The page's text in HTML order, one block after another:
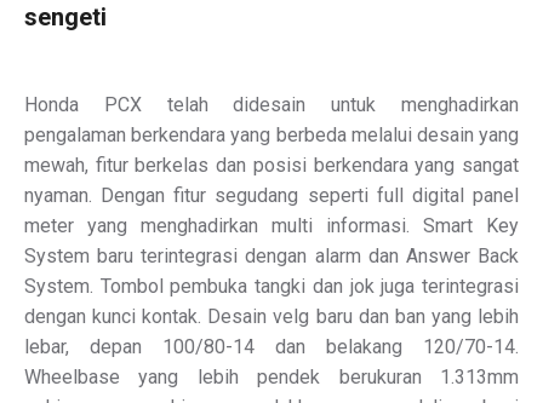
sengeti
Honda PCX telah didesain untuk menghadirkan
pengalaman berkendara yang berbeda melalui desain yang
mewah, fitur berkelas dan posisi berkendara yang sangat
nyaman. Dengan fitur segudang seperti full digital panel
meter yang menghadirkan multi informasi. Smart Key
System baru terintegrasi dengan alarm dan Answer Back
System. Tombol pembuka tangki dan jok juga terintegrasi
dengan kunci kontak. Desain velg baru dan ban yang lebih
lebar, depan 100/80-14 dan belakang 120/70-14.
Wheelbase yang lebih pendek berukuran 1.313mm